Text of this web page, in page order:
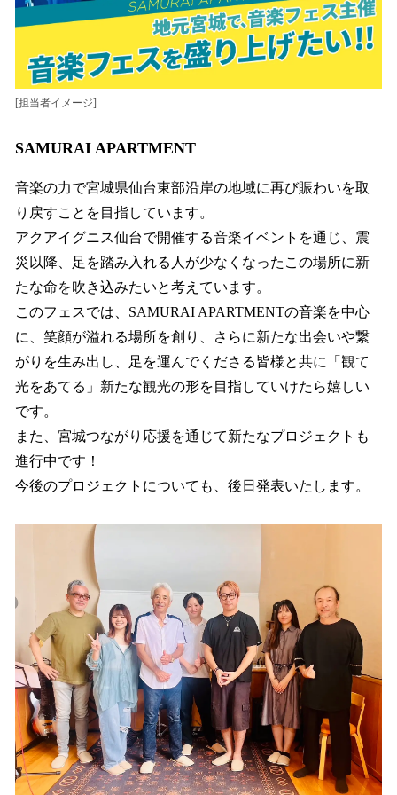
[担当者イメージ]
SAMURAI APARTMENT
音楽の力で宮城県仙台東部沿岸の地域に再び賑わいを取
り戻すことを目指しています。
アクアイグニス仙台で開催する音楽イベントを通じ、震
災以降、足を踏み入れる人が少なくなったこの場所に新
たな命を吹き込みたいと考えています。
このフェスでは、SAMURAI APARTMENTの音楽を中心
に、笑顔が溢れる場所を創り、さらに新たな出会いや繋
がりを生み出し、足を運んでくださる皆様と共に「観て
光をあてる」新たな観光の形を目指していけたら嬉しい
です。
また、宮城つながり応援を通じて新たなプロジェクトも
進行中です！
今後のプロジェクトについても、後日発表いたします。